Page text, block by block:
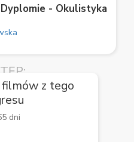
- Okulistyka
z tego
dni